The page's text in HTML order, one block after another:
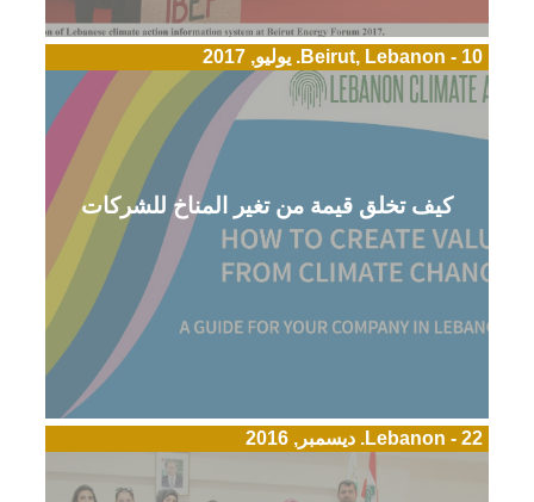
Beirut, Lebanon - 10. يوليو, 2017
كيف تخلق قيمة من تغير المناخ للشركات
Lebanon - 22. ديسمبر, 2016